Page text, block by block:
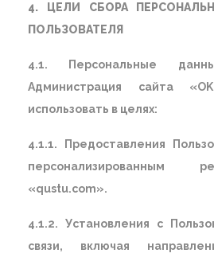
4. ЦЕЛИ СБОРА
ПОЛЬЗОВАТЕЛЯ
4.1. Персональные
Администрация сайта
использовать в целях:
4.1.1. Предоставления
персонализированным
«qustu.com».
4.1.2. Установления с
связи, включая